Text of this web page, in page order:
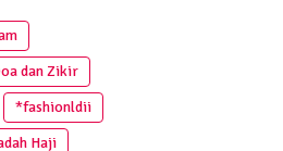
dan Zikir
*fashionldii
Haji